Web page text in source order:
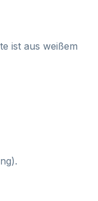
ist aus weißem